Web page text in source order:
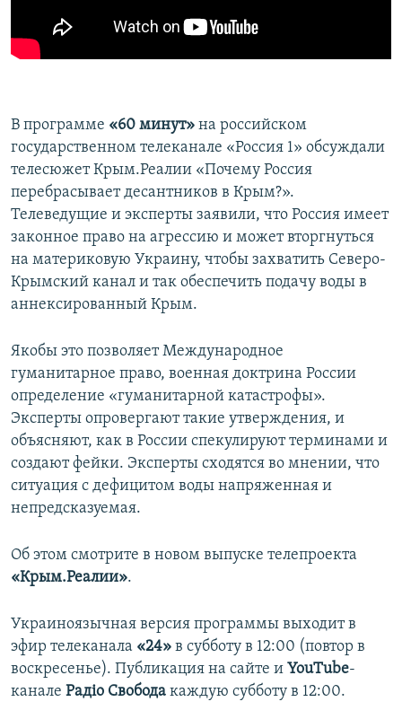
ПОБЕДИТЕЛЕЙ НЕ СУДЯТ?
КРЫМ.НЕПОКОРЕННЫЙ
ПРИСОЕДИНЯЙТЕСЬ!
Все сайты RFE/RL
В программе «60 минут» на российском
государственном телеканале «Россия 1» обсуждали
телесюжет Крым.Реалии «Почему Россия
перебрасывает десантников в Крым?».
Телеведущие и эксперты заявили, что Россия имеет
законное право на агрессию и может вторгнуться
на материковую Украину, чтобы захватить Северо-
Крымский канал и так обеспечить подачу воды в
аннексированный Крым.
Якобы это позволяет Международное
гуманитарное право, военная доктрина России
определение «гуманитарной катастрофы».
Эксперты опровергают такие утверждения, и
объясняют, как в России спекулируют терминами и
создают фейки. Эксперты сходятся во мнении, что
ситуация с дефицитом воды напряженная и
непредсказуемая.
Об этом смотрите в новом выпуске телепроекта
«Крым.Реалии».
Украиноязычная версия программы выходит в
эфир телеканала «24» в субботу в 12:00 (повтор в
воскресенье). Публикация на сайте и YouTube-
канале Радіо Свобода каждую субботу в 12:00.